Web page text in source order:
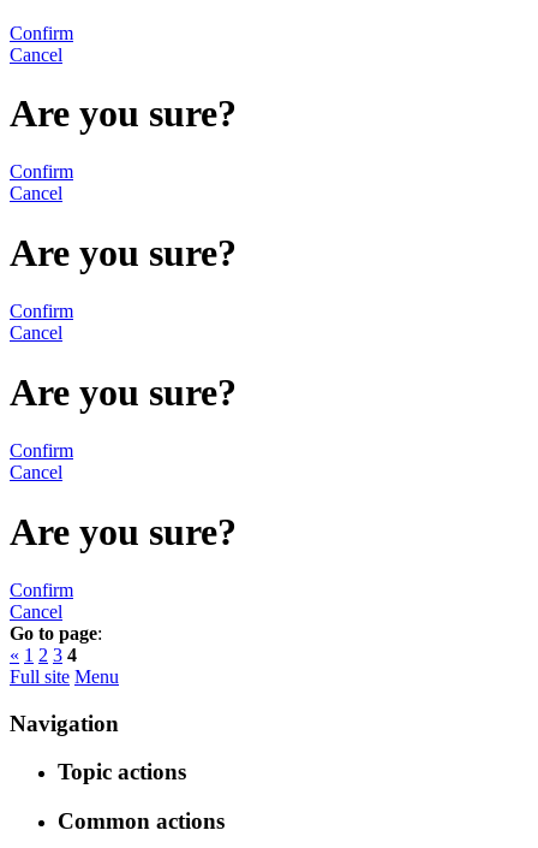
Confirm
Cancel
Are you sure?
Confirm
Cancel
Are you sure?
Confirm
Cancel
Are you sure?
Confirm
Cancel
Are you sure?
Confirm
Cancel
Go to page:
« 1 2 3 4
Full site Menu
Navigation
Topic actions
Common actions